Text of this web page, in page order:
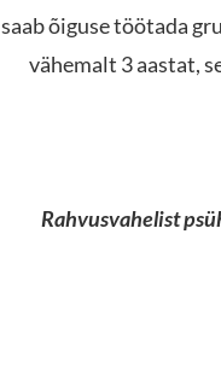
saab õiguse töötada
vähemalt 3 aastat,
Rahvusvahelist